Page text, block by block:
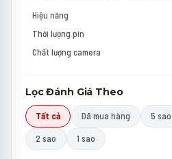
Hiệu năng
Thời lượng pin
Chất lượng camera
Lọc Đánh Giá Theo
Tất cả Đã mua hàng 5 sao
2 sao 1 sao